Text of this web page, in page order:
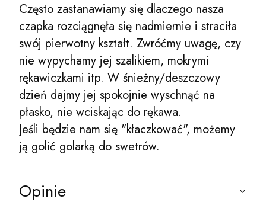
Często zastanawiamy się dlaczego nasza
czapka rozciągnęła się nadmiernie i straciła
swój pierwotny kształt. Zwróćmy uwagę, czy
nie wypychamy jej szalikiem, mokrymi
rękawiczkami itp. W śnieżny/deszczowy
dzień dajmy jej spokojnie wyschnąć na
płasko, nie wciskając do rękawa.
Jeśli będzie nam się "kłaczkować", możemy
ją golić golarką do swetrów.
Opinie